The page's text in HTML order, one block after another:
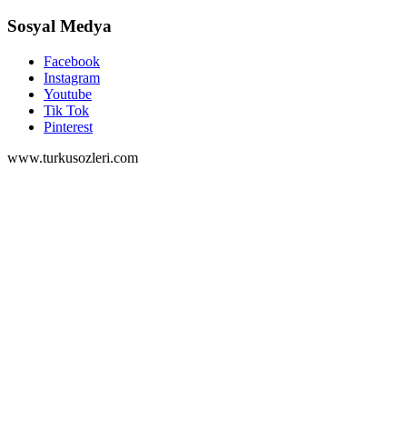
Sosyal Medya
Facebook
Instagram
Youtube
Tik Tok
Pinterest
www.turkusozleri.com